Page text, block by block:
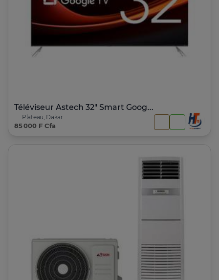
Téléviseur Astech 32" Smart Google TV
Plateau, Dakar
85 000 F Cfa